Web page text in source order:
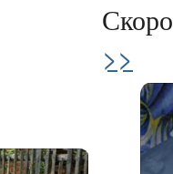
>>